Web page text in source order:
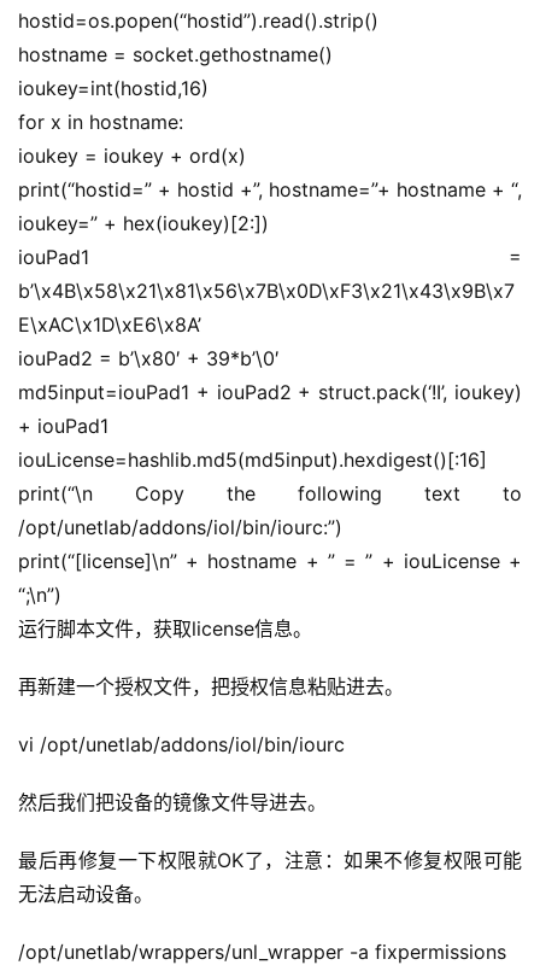
服
项
目
A
I
提
示
词
代
码
常
用
链
接
登录 注册
hostid=os.popen(“hostid”).read().strip()
hostname = socket.gethostname()
ioukey=int(hostid,16)
for x in hostname:
ioukey = ioukey + ord(x)
print(“hostid=” + hostid +”, hostname=”+ hostname + “,
ioukey=” + hex(ioukey)[2:])
iouPad1 =
b’\x4B\x58\x21\x81\x56\x7B\x0D\xF3\x21\x43\x9B\x7
E\xAC\x1D\xE6\x8A’
iouPad2 = b’\x80′ + 39*b’\0′
md5input=iouPad1 + iouPad2 + struct.pack(‘!I’, ioukey)
+ iouPad1
iouLicense=hashlib.md5(md5input).hexdigest()[:16]
print(“\n Copy the following text to
/opt/unetlab/addons/iol/bin/iourc:”)
print(“[license]\n” + hostname + ” = ” + iouLicense +
“;\n”)
运行脚本文件，获取license信息。
再新建一个授权文件，把授权信息粘贴进去。
vi /opt/unetlab/addons/iol/bin/iourc
然后我们把设备的镜像文件导进去。
最后再修复一下权限就OK了，注意：如果不修复权限可能
无法启动设备。
/opt/unetlab/wrappers/unl_wrapper -a fixpermissions